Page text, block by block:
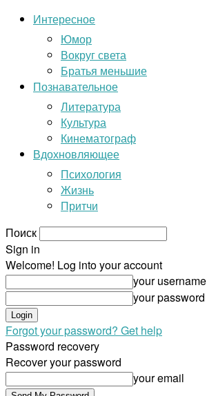
Интересное
Юмор
Вокруг света
Братья меньшие
Познавательное
Литература
Культура
Кинематограф
Вдохновляющее
Психология
Жизнь
Притчи
Поиск
Sign in
Welcome! Log into your account
your username
your password
Forgot your password? Get help
Password recovery
Recover your password
your email